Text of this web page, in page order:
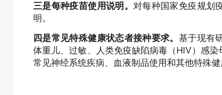
三是每种疫苗使用说明。 对每种国家免疫规划
明。
四是常见特殊健康状态者接种要求。 基于现有
体重儿、过敏、人类免疫缺陷病毒（HIV）感
常见神经系统疾病、血液制品使用和其他特殊